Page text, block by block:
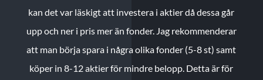
kan det var läskigt att investera i aktier då dessa går
upp och ner i pris mer än fonder. Jag rekommenderar
att man börja spara i några olika fonder (5-8 st) samt
köper in 8-12 aktier för mindre belopp. Detta är för